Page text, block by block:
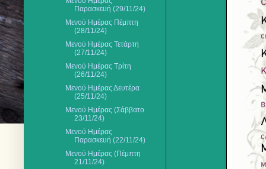
Παρασκευή (29/11/24)
Μενού Ημέρας Πέμπτη
(28/11/24)
Μενού Ημέρας Τετάρτη
(27/11/24)
Μενού Ημέρας Τρίτη
(26/11/24)
Μενού Ημέρας Δευτέρα
(25/11/24)
Μενού Ημέρας (Σάββατο
23/11/24)
Μενού Ημέρας
Παρασκευή (22/11/24)
Μενού Ημέρας (Πέμπτη
21/11/24)